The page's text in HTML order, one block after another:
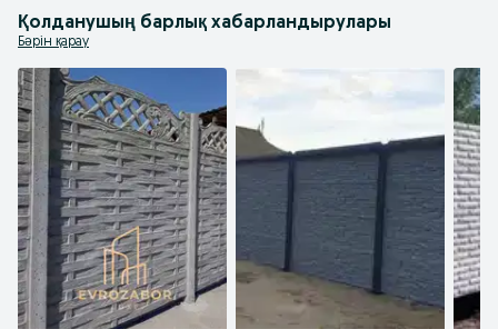
Қолданушың барлық хабарландырулары
Бәрін қарау